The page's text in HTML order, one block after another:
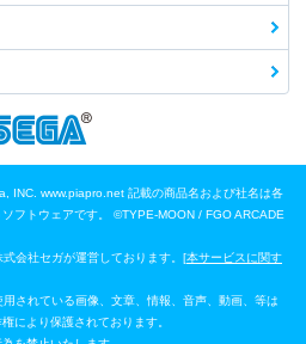
INC. www.piapro.net 記載の商品名および社名は各
フトウェアです。
©TYPE-MOON / FGO ARCADE
会社セガが運営しております。[本サービスに関す
されている画像、文章、情報、音声、動画、等は
により保護されております。